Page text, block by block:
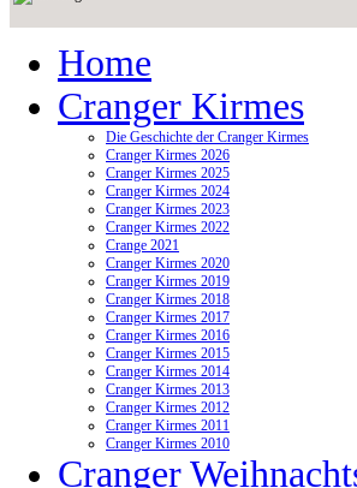
Home
Cranger Kirmes
Die Geschichte der Cranger Kirmes
Cranger Kirmes 2026
Cranger Kirmes 2025
Cranger Kirmes 2024
Cranger Kirmes 2023
Cranger Kirmes 2022
Crange 2021
Cranger Kirmes 2020
Cranger Kirmes 2019
Cranger Kirmes 2018
Cranger Kirmes 2017
Cranger Kirmes 2016
Cranger Kirmes 2015
Cranger Kirmes 2014
Cranger Kirmes 2013
Cranger Kirmes 2012
Cranger Kirmes 2011
Cranger Kirmes 2010
Cranger